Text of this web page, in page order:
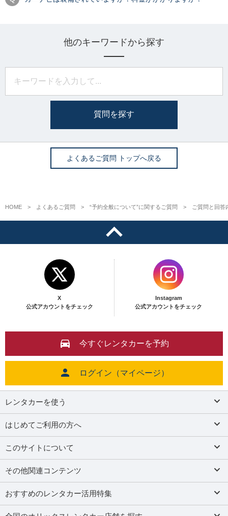
他のキーワードから探す
質問を探す
よくあるご質問 トップへ戻る
HOME よくあるご質問 “予約全般について”に関するご質問 ご質問と回答
X
公式アカウントをチェック
Instagram
公式アカウントをチェック
今すぐレンタカーを予約
ログイン（マイページ）
レンタカーを使う
はじめてご利用の方へ
このサイトについて
その他関連コンテンツ
おすすめのレンタカー活用特集